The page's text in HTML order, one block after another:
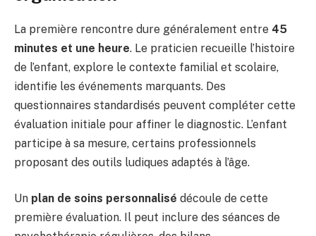
La première rencontre dure généralement entre 45
minutes et une heure. Le praticien recueille l’histoire
de l’enfant, explore le contexte familial et scolaire,
identifie les événements marquants. Des
questionnaires standardisés peuvent compléter cette
évaluation initiale pour affiner le diagnostic. L’enfant
participe à sa mesure, certains professionnels
proposant des outils ludiques adaptés à l’âge.
Un plan de soins personnalisé découle de cette
première évaluation. Il peut inclure des séances de